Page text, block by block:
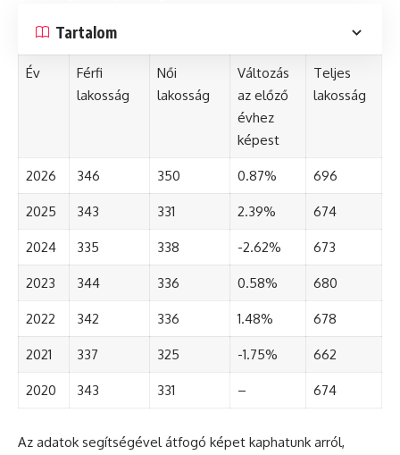
Tartalom
Év
Férfi
lakosság
Női
lakosság
Változás
az előző
évhez
képest
Teljes
lakosság
2026 346 350 0.87% 696
2025 343 331 2.39% 674
2024 335 338 -2.62% 673
2023 344 336 0.58% 680
2022 342 336 1.48% 678
2021 337 325 -1.75% 662
2020 343 331 – 674
Az adatok segítségével átfogó képet kaphatunk arról,